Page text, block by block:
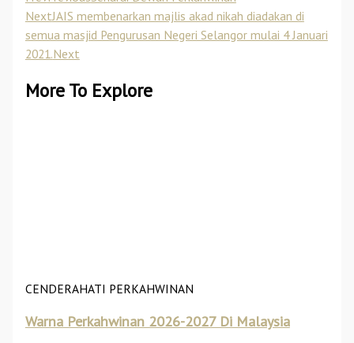
NextJAIS membenarkan majlis akad nikah diadakan di
semua masjid Pengurusan Negeri Selangor mulai 4 Januari
2021.Next
More To Explore
CENDERAHATI PERKAHWINAN
Warna Perkahwinan 2026-2027 Di Malaysia